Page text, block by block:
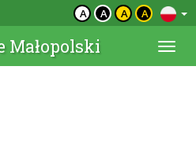
A A A A
Małopolski